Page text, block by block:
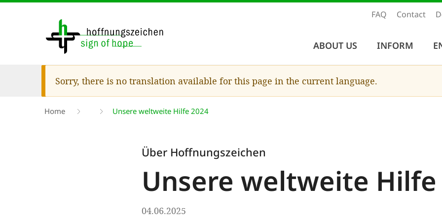
FAQ Contact
ABOUT US INFORM
Warning
message
Sorry, there is no translation available for this page in the current language.
Breadcrumb
Home Unsere weltweite Hilfe 2024
Über Hoffnungszeichen
Unsere weltweite Hilfe
04.06.2025